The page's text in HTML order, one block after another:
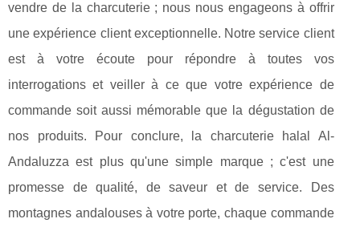
vendre de la charcuterie ; nous nous engageons à offrir
une expérience client exceptionnelle. Notre service client
est à votre écoute pour répondre à toutes vos
interrogations et veiller à ce que votre expérience de
commande soit aussi mémorable que la dégustation de
nos produits. Pour conclure, la charcuterie halal Al-
Andaluzza est plus qu'une simple marque ; c'est une
promesse de qualité, de saveur et de service. Des
montagnes andalouses à votre porte, chaque commande